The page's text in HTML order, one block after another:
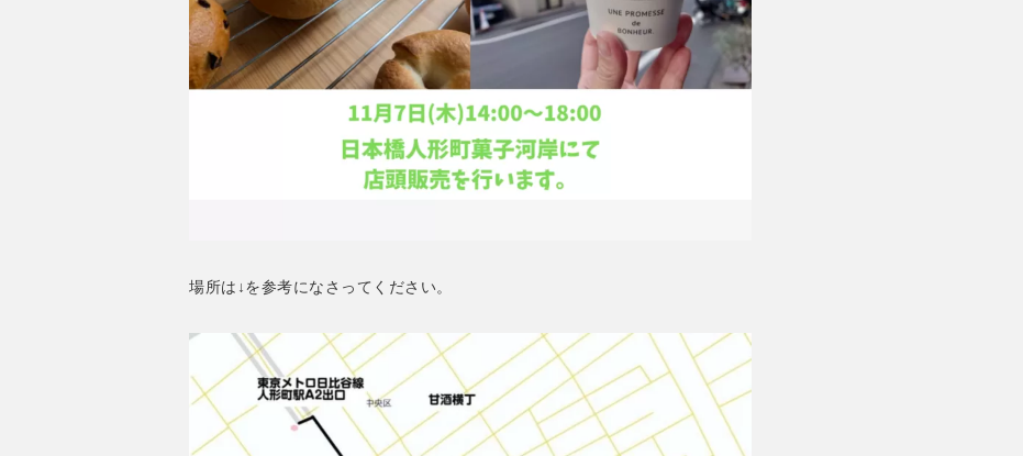
場所は↓を参考になさってください。